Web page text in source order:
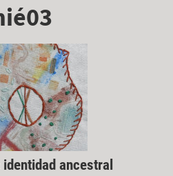
ancestral